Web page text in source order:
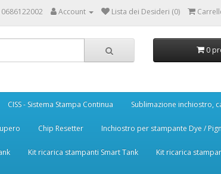
0686122002 Account Lista dei Desideri (0)
0
CISS - Sistema Stampa Continua Sublimazione inchiostro,
Chip Resetter Inchiostro per stampante Dye /
Kit ricarica stampanti Smart Tank Kit ricarica